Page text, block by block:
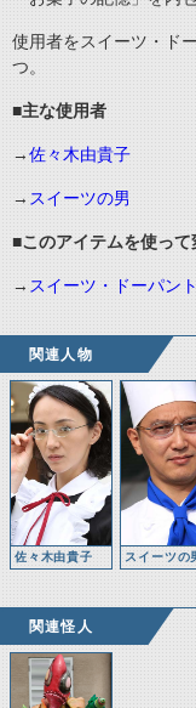
使用者をスイーツ・ド
つ。
■主な使用者
→佐々木由貴子
→ スイーツの男
■このアイテムを使って
→ スイーツ・ドーパント
関連人物
佐々木由貴子 スイーツの
関連怪人